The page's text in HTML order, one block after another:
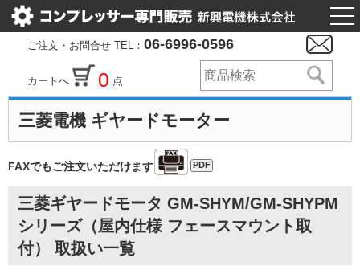
ご注文・お問合せ TEL： 06-6996-0596
カートへ 0 点
三菱電機 ギヤードモーター
FAXでもご注文いただけます PDF
三菱ギヤードモータ GM-SHYM/GM-SHYPM
シリーズ（屋内仕様 フェースマウント取
付） 取扱い一覧